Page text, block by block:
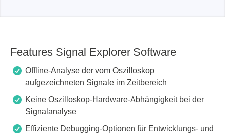
Features Signal Explorer Software
Offline-Analyse der vom Oszilloskop
aufgezeichneten Signale im Zeitbereich
Keine Oszilloskop-Hardware-Abhängigkeit bei der
Signalanalyse
Effiziente Debugging-Optionen für Entwicklungs- und